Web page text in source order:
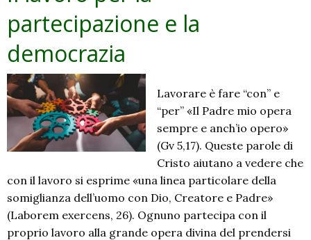
partecipazione e la
democrazia
Lavorare è fare “con” e
“per” «Il Padre mio opera
sempre e anch’io opero»
(Gv 5,17). Queste parole di
Cristo aiutano a vedere che
con il lavoro si esprime «una linea particolare della
somiglianza dell’uomo con Dio, Creatore e Padre»
(Laborem exercens, 26). Ognuno partecipa con il
proprio lavoro alla grande opera divina del prendersi